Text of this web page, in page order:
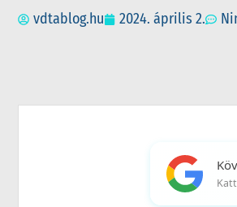
vdtablog.hu 2024. április 2.